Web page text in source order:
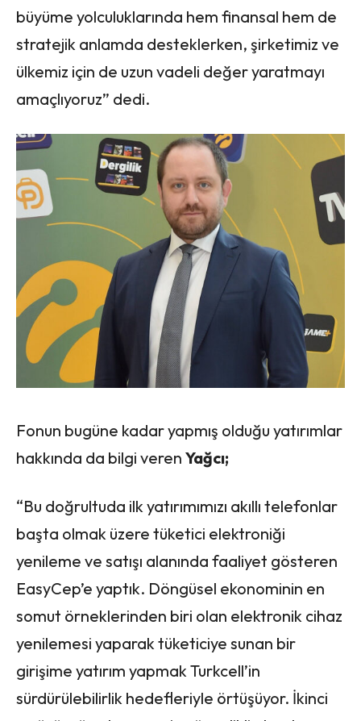
büyüme yolculuklarında hem finansal hem de
stratejik anlamda desteklerken, şirketimiz ve
ülkemiz için de uzun vadeli değer yaratmayı
amaçlıyoruz” dedi.
Fonun bugüne kadar yapmış olduğu yatırımlar
hakkında da bilgi veren Yağcı;
“Bu doğrultuda ilk yatırımımızı akıllı telefonlar
başta olmak üzere tüketici elektroniği
yenileme ve satışı alanında faaliyet gösteren
EasyCep’e yaptık. Döngüsel ekonominin en
somut örneklerinden biri olan elektronik cihaz
yenilemesi yaparak tüketiciye sunan bir
girişime yatırım yapmak Turkcell’in
sürdürülebilirlik hedefleriyle örtüşüyor. İkinci